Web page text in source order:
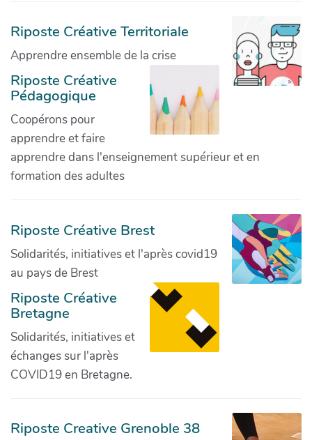
Riposte Créative Territoriale
Apprendre ensemble de la crise
Riposte Créative
Pédagogique
Coopérons pour
apprendre et faire
apprendre dans l'enseignement supérieur et en
formation des adultes
Riposte Créative Brest
Solidarités, initiatives et l'après covid19
au pays de Brest
Riposte Créative
Bretagne
Solidarités, initiatives et
échanges sur l'après
COVID19 en Bretagne.
Riposte Creative Grenoble 38